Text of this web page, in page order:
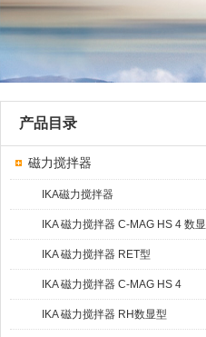
产品目录
磁力搅拌器
IKA磁力搅拌器
IKA 磁力搅拌器 C-MAG HS 4 数显
型IKA 磁力搅拌器 RET型
IKA 磁力搅拌器 C-MAG HS 4
IKAMAG®
IKA 磁力搅拌器 RH数显型